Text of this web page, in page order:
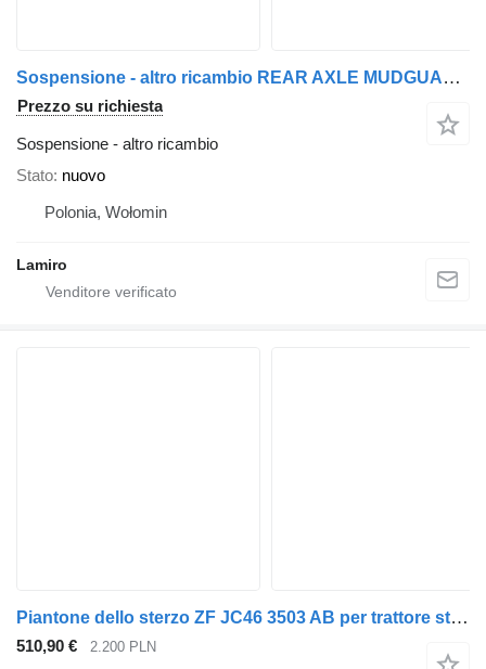
Sospensione - altro ricambio REAR AXLE MUDGUARD BRACKET FRONT RH SUPPORTO PARAFANGO POSTERIORE F-MAX ANTERIORE DESTRO per trattore stradale Ford F-MAX
Prezzo su richiesta
Sospensione - altro ricambio
Stato nuovo
Polonia, Wołomin
Lamiro
Piantone dello sterzo ZF JC46 3503 AB per trattore stradale Ford f-max 500
510,90 € 2.200 PLN